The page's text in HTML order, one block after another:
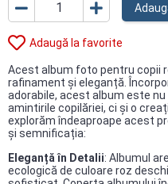
Adaugă la favorite
Acest album foto pentru copii
rafinament și eleganță.
adorabile, acest album este
amintirile copilăriei, ci și o
explorăm îndeaproape acest
și semnificația:
Eleganță în Detalii: Albumul
ecologică de culoare roz